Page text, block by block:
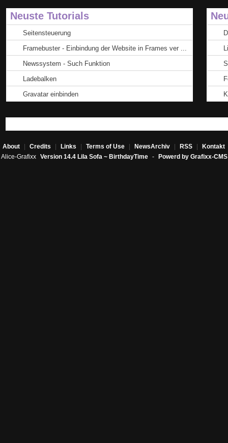
Neuste Tutorials
Seitensteuerung
Framebuster - Einbindung der Website in Frames ver ...
Newssystem - Such Funktion
Ladebalken
Gravatar einbinden
About Credits Links Terms of Use NewsArchiv RSS Kontakt
Alice-Grafixx Version 14.4 Lila Sofa ~ BirthdayTime - Powerd by Grafixx-CMS